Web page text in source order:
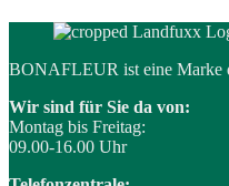
BONAFLEUR ist eine
Wir sind für Sie da von:
Montag bis Freitag:
09.00-16.00 Uhr